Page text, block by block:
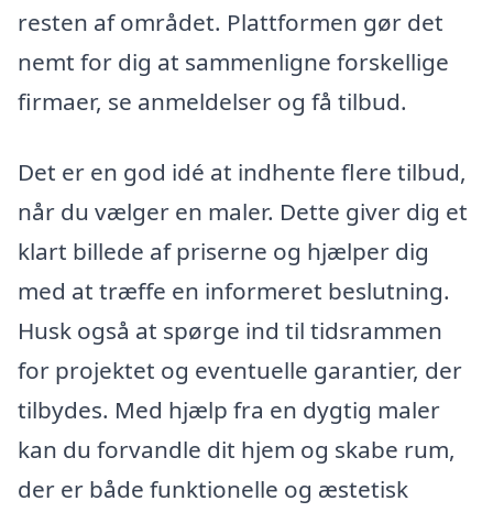
resten af området. Plattformen gør det
nemt for dig at sammenligne forskellige
firmaer, se anmeldelser og få tilbud.
Det er en god idé at indhente flere tilbud,
når du vælger en maler. Dette giver dig et
klart billede af priserne og hjælper dig
med at træffe en informeret beslutning.
Husk også at spørge ind til tidsrammen
for projektet og eventuelle garantier, der
tilbydes. Med hjælp fra en dygtig maler
kan du forvandle dit hjem og skabe rum,
der er både funktionelle og æstetisk